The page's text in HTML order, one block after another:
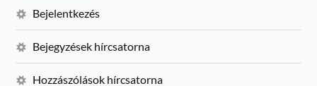
Bejelentkezés
Bejegyzések hírcsatorna
Hozzászólások hírcsatorna